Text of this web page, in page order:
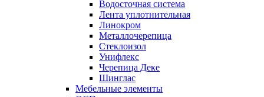
Водосточная система
Лента уплотнительная
Линокром
Металлочерепица
Стеклоизол
Унифлекс
Черепица Деке
Шинглас
Мебельные элементы